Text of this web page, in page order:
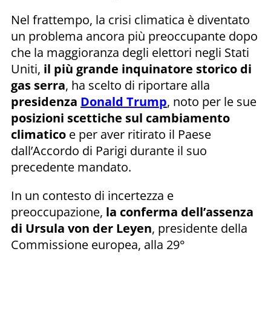
Nel frattempo, la crisi climatica è diventato
un problema ancora più preoccupante dopo
che la maggioranza degli elettori negli Stati
Uniti, il più grande inquinatore storico di
gas serra, ha scelto di riportare alla
presidenza Donald Trump, noto per le sue
posizioni scettiche sul cambiamento
climatico e per aver ritirato il Paese
dall’Accordo di Parigi durante il suo
precedente mandato.
In un contesto di incertezza e
preoccupazione, la conferma dell’assenza
di Ursula von der Leyen, presidente della
Commissione europea, alla 29°